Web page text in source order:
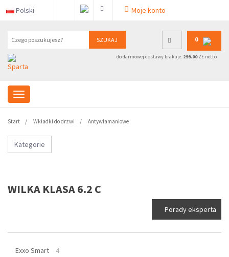
Polski Moje konto
SZUKAJ 0
do darmowej dostawy brakuje: 299.00ZŁ netto
Start Wkładki do drzwi Antywłamaniowe
Kategorie
WILKA KLASA 6.2 C
Porady eksperta
Exxo Smart
4